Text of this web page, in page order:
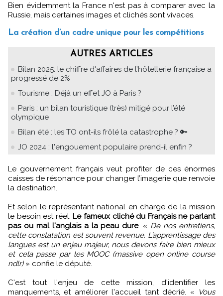
Bien évidemment la France n'est pas à comparer avec la
Russie, mais certaines images et clichés sont vivaces.
La création d’un cadre unique pour les compétitions
AUTRES ARTICLES
Bilan 2025: le chiffre d'affaires de l’hôtellerie française a
progressé de 2%
Tourisme : Déjà un effet JO à Paris ?
Paris : un bilan touristique (très) mitigé pour l’été
olympique
Bilan été : les TO ont-ils frôlé la catastrophe ? 🔑
JO 2024 : l'engouement populaire prend-il enfin ?
Le gouvernement français veut profiter de ces énormes
caisses de résonance pour changer l’imagerie que renvoie
la destination.
Et selon le représentant national en charge de la mission
le besoin est réel. Le fameux cliché du Français ne parlant
pas ou mal l'anglais a la peau dure. « De nos entretiens,
cette constatation est souvent revenue. L’apprentissage des
langues est un enjeu majeur, nous devons faire bien mieux
et cela passe par les MOOC (massive open online course
ndlr)» confie le député.
C'est tout l'enjeu de cette mission, d'identifier les
manquements, et améliorer l'accueil tant décrié. «
Vous